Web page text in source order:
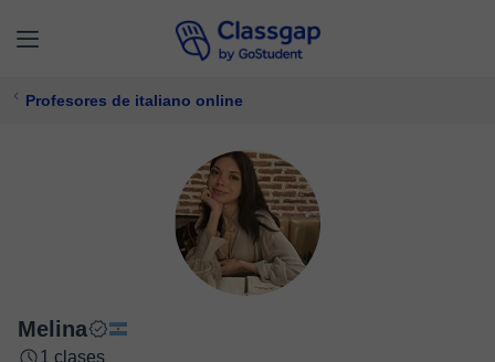
Profesores de italiano online
Melina
1 clases